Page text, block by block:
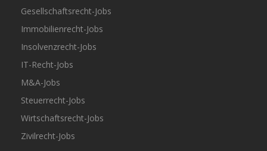
Gesellschaftsrecht-Jobs
Immobilienrecht-Jobs
Insolvenzrecht-Jobs
IT-Recht-Jobs
M&A-Jobs
Steuerrecht-Jobs
Wirtschaftsrecht-Jobs
Zivilrecht-Jobs